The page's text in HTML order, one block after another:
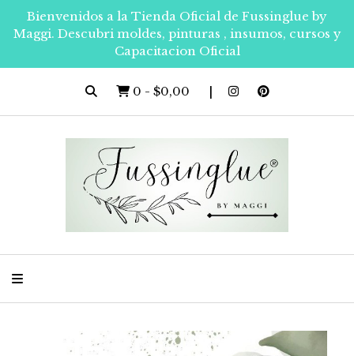
Bienvenidos a la Tienda Oficial de Fussinglue by
Maggi. Descubri moldes, pinturas , insumos, cursos y
Capacitacion Oficial
0 - $0,00